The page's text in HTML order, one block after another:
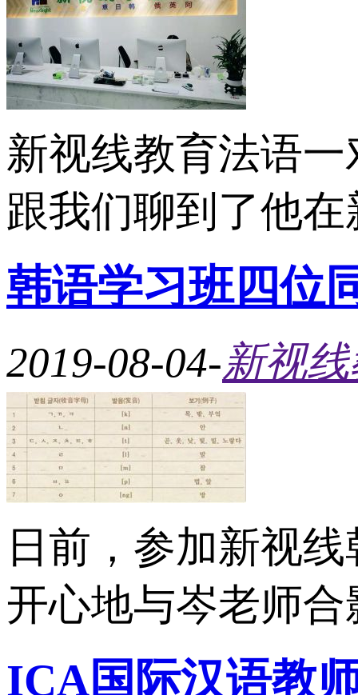
新视线教育法语
跟我们聊到了他在
韩语学习班四位
2019-08-04-新视
日前，参加新视
开心地与岑老师
ICA国际汉语教